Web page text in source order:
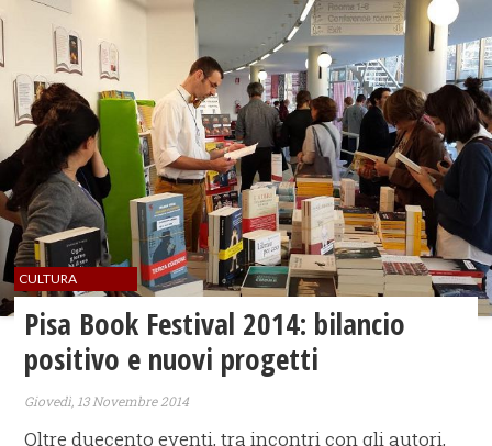
CULTURA
Pisa Book Festival 2014: bilancio
positivo e nuovi progetti
Giovedì, 13 Novembre 2014
Oltre duecento eventi, tra incontri con gli autori,